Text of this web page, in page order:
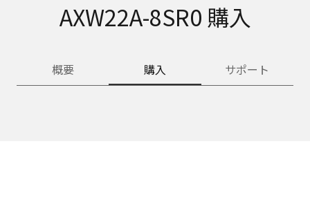
AXW22A-8SR0 購入
概要 購入 サポート